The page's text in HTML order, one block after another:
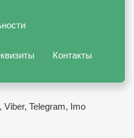
Контакты
Viber, Telegram, Imo